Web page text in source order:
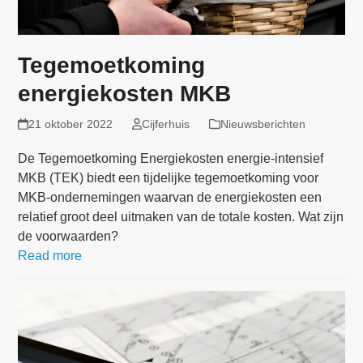
Tegemoetkoming
energiekosten MKB
21 oktober 2022 Cijferhuis Nieuwsberichten
De Tegemoetkoming Energiekosten energie-intensief
MKB (TEK) biedt een tijdelijke tegemoetkoming voor
MKB-ondernemingen waarvan de energiekosten een
relatief groot deel uitmaken van de totale kosten. Wat zijn
de voorwaarden?
Read more